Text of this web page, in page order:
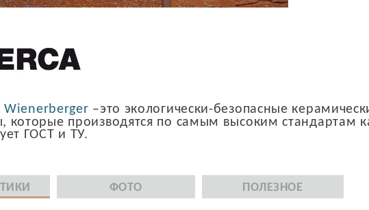
Wienerberger –это экологически-безопасные
которые производятся по самым высоким стандартам
ГОСТ и ТУ.
ФОТО ПОЛЕЗНОЕ